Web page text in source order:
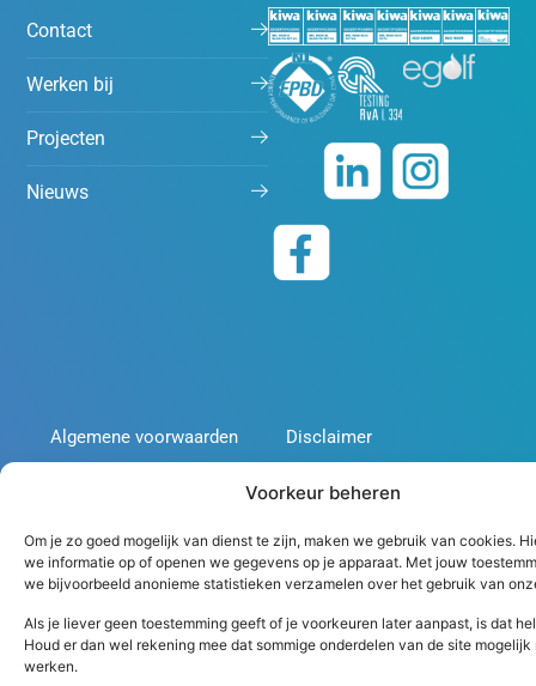
Voorkeur beheren
Om je zo goed mogelijk van dienst te zijn, maken we gebruik van cookies.
we informatie op of openen we gegevens op je apparaat. Met jouw
we bijvoorbeeld anonieme statistieken verzamelen over het gebruik van
Als je liever geen toestemming geeft of je voorkeuren later aanpast, is dat
Houd er dan wel rekening mee dat sommige onderdelen van de site mogelijk
werken.
Contact
Werken bij
Projecten
Nieuws
Algemene voorwaarden
Disclaimer